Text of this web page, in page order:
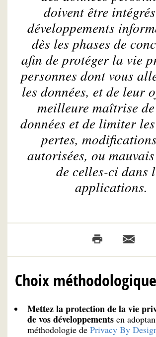
doivent être
développements
dès les phases de
afin de protéger la vie
personnes dont vous
les données, et de leur
meilleure maîtrise
données et de limiter
pertes,
autorisées, ou
de celles-ci dans
applications.
Choix
Mettez la protection de la vie
de vos développements en
méthodologie de Privacy By